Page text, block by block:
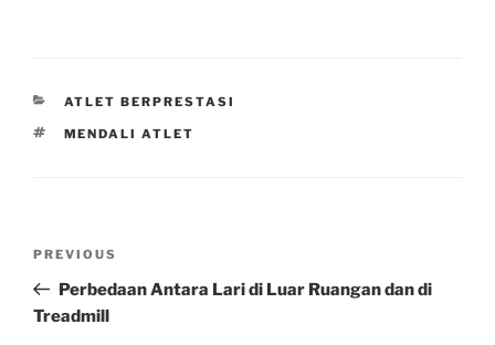
CATEGORIES
ATLET BERPRESTASI
TAGS
MENDALI ATLET
Previous
Post
PREVIOUS
Perbedaan Antara Lari di Luar Ruangan dan di
Treadmill